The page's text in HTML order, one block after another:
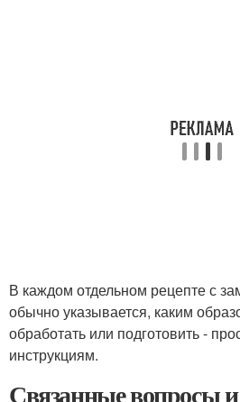
В каждом отдельном рецепте с
обычно указывается, каким
обработать или подготовить -
инструкциям.
Связанные вопросы